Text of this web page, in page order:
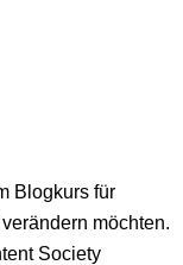
Blogkurs für
möchten.
Society